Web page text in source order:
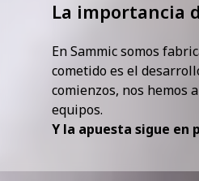
La importancia
En Sammic somos
cometido es el
comienzos, nos hemos
equipos.
Y la apuesta sigue en